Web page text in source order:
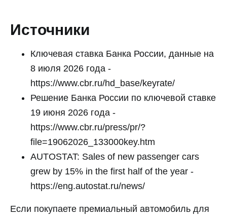
Источники
Ключевая ставка Банка России, данные на
8 июля 2026 года -
https://www.cbr.ru/hd_base/keyrate/
Решение Банка России по ключевой ставке
19 июня 2026 года -
https://www.cbr.ru/press/pr/?
file=19062026_133000key.htm
AUTOSTAT: Sales of new passenger cars
grew by 15% in the first half of the year -
https://eng.autostat.ru/news/
Если покупаете премиальный автомобиль для